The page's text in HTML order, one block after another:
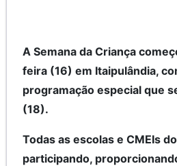
A Semana da Criança
feira (16) em Itaipulândia,
programação especial que
(18).
Todas as escolas e CMEIs
participando,